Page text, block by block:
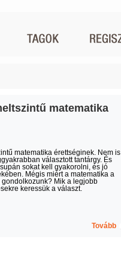
matematika
matematika érettséginek. Nem is
választott tantárgy. És
sokat kell gyakorolni, és jó
Mégis miért a matematika a
gondolkozunk? Mik a legjobb
keressük a választ.
Tovább